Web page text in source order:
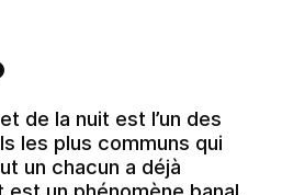
de la nuit est l’un des
les plus communs qui
un chacun a déjà